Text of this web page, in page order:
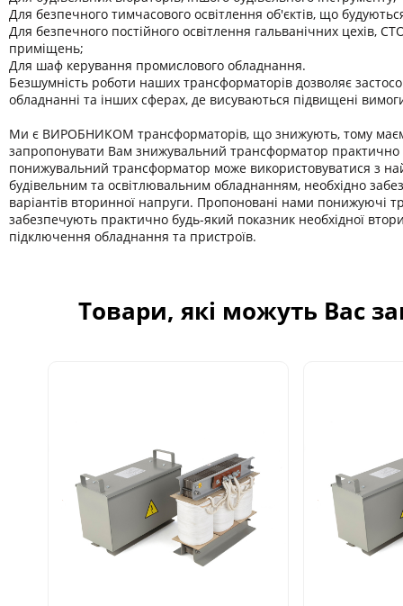
Для безпечного тимчасового освітлення об'єктів, що
Для безпечного постійного освітлення гальванічних цехів,
приміщень;
Для шаф керування промислового обладнання.
Безшумність роботи наших трансформаторів дозволяє
обладнанні та інших сферах, де висуваються підвищені
Ми є ВИРОБНИКОМ трансформаторів, що знижують, тому
запропонувати Вам знижувальний трансформатор практично
понижувальний трансформатор може використовуватися з
будівельним та освітлювальним обладнанням, необхідно
варіантів вторинної напруги. Пропоновані нами понижуючі
забезпечують практично будь-який показник необхідної
підключення обладнання та пристроїв.
Товари, які можуть Вас